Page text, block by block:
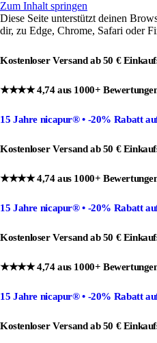
Zum Inhalt springen
Diese Seite unterstützt deinen
dir, zu Edge, Chrome, Safari oder
Kostenloser Versand ab 50 €
★★★★ 4,74 aus 1000+
15 Jahre nicapur®• -20% Rabatt
Kostenloser Versand ab 50 €
★★★★ 4,74 aus 1000+
15 Jahre nicapur®• -20% Rabatt
Kostenloser Versand ab 50 €
★★★★ 4,74 aus 1000+
15 Jahre nicapur®• -20% Rabatt
Kostenloser Versand ab 50 €